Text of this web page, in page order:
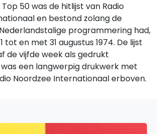
50 was de hitlijst van Radio
en bestond zolang de
programmering had,
tot en met 31 augustus 1974. De lijst
de vijfde week als gedrukt
een langwerpig drukwerk met
Noordzee Internationaal erboven.